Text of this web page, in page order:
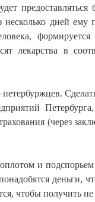
предоставляться
дней ему
лекарства в
(через
и
деньги,
чтобы получить не